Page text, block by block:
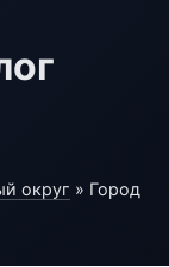
округ » Город